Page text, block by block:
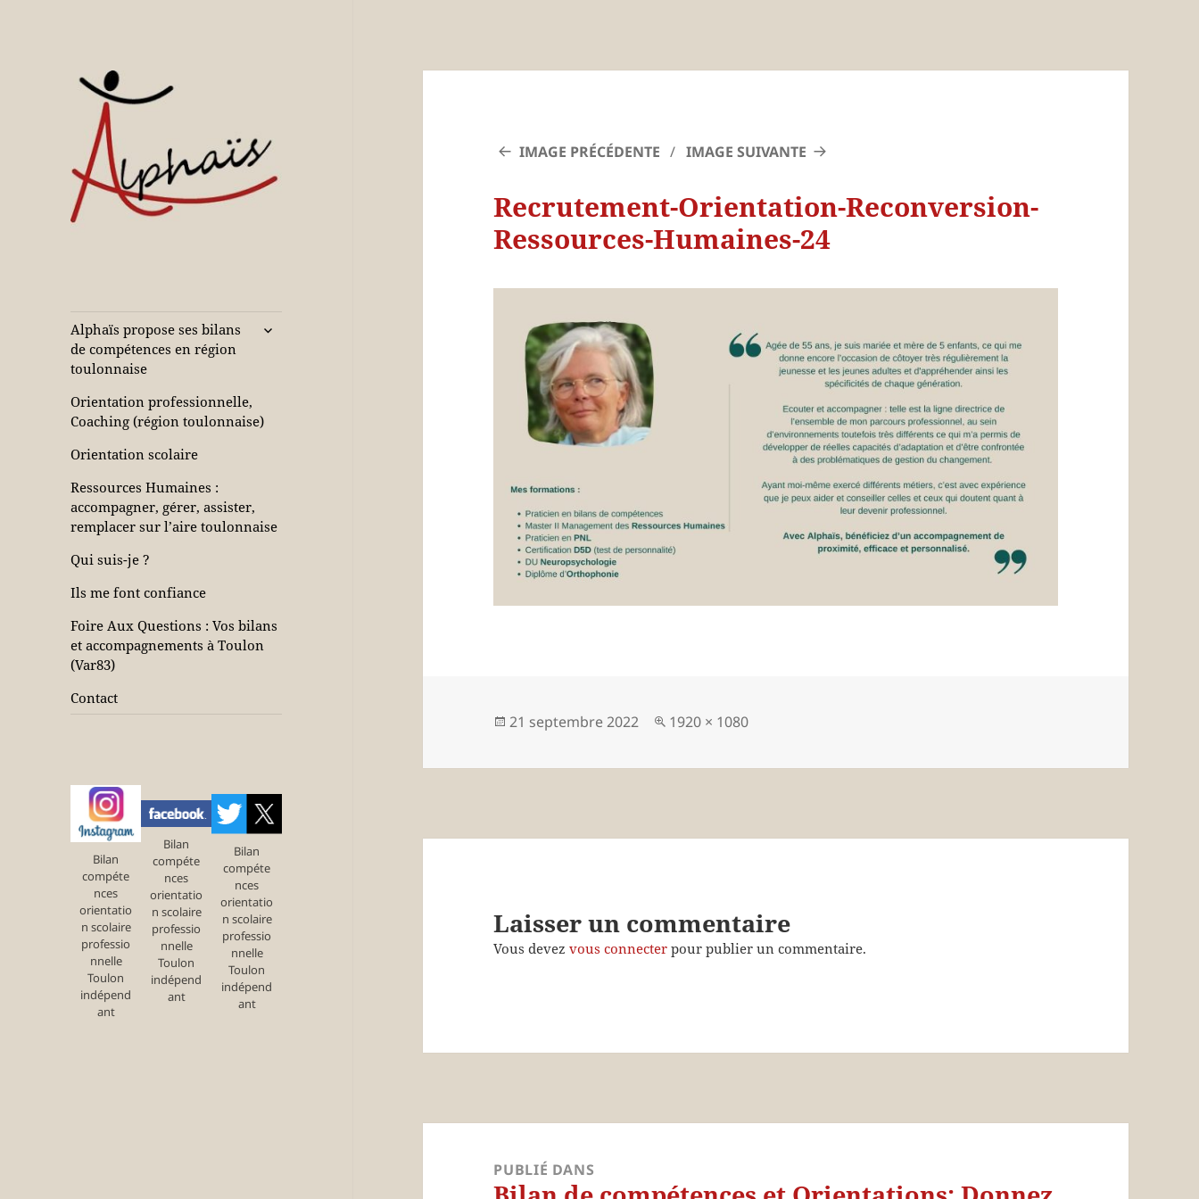
compétences et
orientations
adultes et jeunes
Alphaïs propose ses bilans
de compétences en région
toulonnaise
ouvrir
Orientation professionnelle,
Coaching (région toulonnaise)
Orientation scolaire
Ressources Humaines :
accompagner, gérer, assister,
remplacer sur l’aire toulonnaise
Qui suis-je ?
Ils me font confiance
Foire Aux Questions : Vos bilans
et accompagnements à Toulon
(Var83)
Contact
Bilan
compéte
nces
orientatio
n scolaire
professio
nnelle
Toulon
indépend
ant
Bilan
compéte
nces
orientatio
n scolaire
professio
nnelle
Toulon
indépend
ant
Bilan
compéte
nces
orientatio
n scolaire
professio
nnelle
Toulon
indépend
ant
IMAGE PRÉCÉDENTE IMAGE SUIVANTE
Recrutement-Orientation-Reconversion-
Ressources-Humaines-24
Publié
21 septembre 2022
Taille
1920 × 1080
Laisser un commentaire
Vous devezvous connecter pour publier un commentaire.
PUBLIÉ DANS